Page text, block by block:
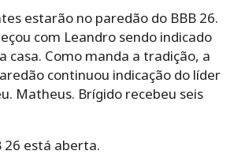
estarão no paredão do BBB 26.
com Leandro sendo indicado
casa. Como manda a tradição, a
continuou indicação do líder
Matheus. Brígido recebeu seis
26 está aberta.